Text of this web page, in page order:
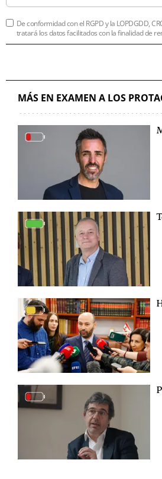
De conformidad con el RGPD y la LOPDGDD,
tratará los datos facilitados con la finalidad de
MÁS EN EXAMEN A LOS